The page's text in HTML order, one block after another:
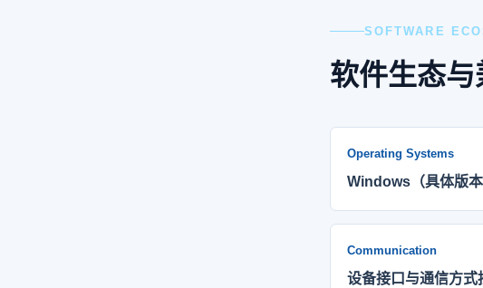
SOFTWARE
软件生态与
Operating Systems
Windows（具体版本
Communication
设备接口与通信方式